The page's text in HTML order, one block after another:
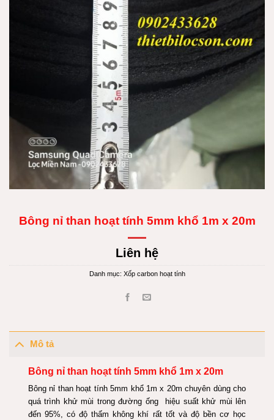
Bông nỉ than hoạt tính 5mm khổ 1m x 20m
Liên hệ
Danh mục: Xốp carbon hoạt tính
Mô tả
Bông nỉ than hoạt tính 5mm khổ 1m x 20m
Bông nỉ than hoạt tính 5mm khổ 1m x 20m chuyên dùng cho
quá trình khử mùi trong đường ống hiệu suất khử mùi lên
đến 95%, có độ thấm không khí rất tốt và độ bền cơ học